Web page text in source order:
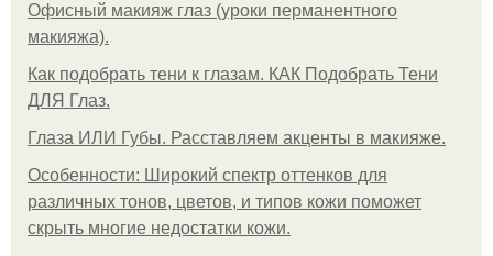
Офисный макияж глаз (уроки перманентного
макияжа).
Как подобрать тени к глазам. КАК Подобрать Тени
ДЛЯ Глаз.
Глаза ИЛИ Губы. Расставляем акценты в макияже.
Особенности: Широкий спектр оттенков для
различных тонов, цветов, и типов кожи поможет
скрыть многие недостатки кожи.